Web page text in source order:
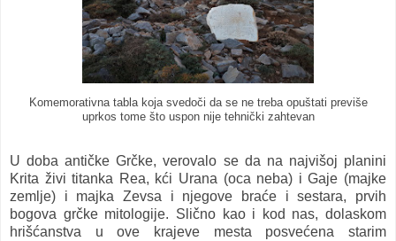
Komemorativna tabla koja svedoči da se ne treba opuštati previše
uprkos tome što uspon nije tehnički zahtevan
U doba antičke Grčke, verovalo se da na najvišoj planini
Krita živi titanka Rea, kći Urana (oca neba) i Gaje (majke
zemlje) i majka Zevsa i njegove braće i sestara, prvih
bogova grčke mitologije. Slično kao i kod nas, dolaskom
hrišćanstva u ove krajeve mesta posvećena starim